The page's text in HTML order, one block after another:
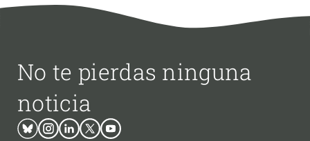
No te pierdas ninguna
noticia
BlueskyInstagram
LinkedinTwitterYoutube